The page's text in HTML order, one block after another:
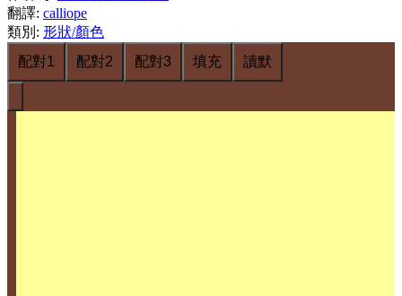
翻譯: calliope
類別 : 形狀/顏色
配對1
配對2 配對3 填充 讀默